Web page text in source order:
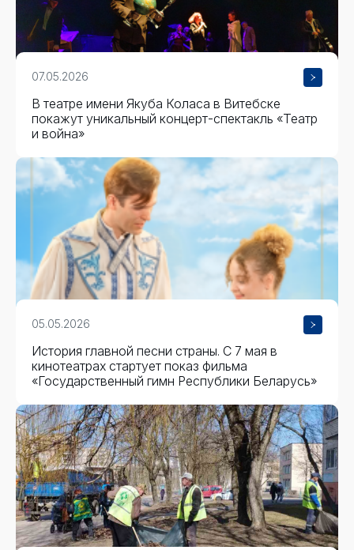
07.05.2026
В театре имени Якуба Коласа в Витебске
покажут уникальный концерт-спектакль «Театр
и война»
05.05.2026
История главной песни страны. С 7 мая в
кинотеатрах стартует показ фильма
«Государственный гимн Республики Беларусь»